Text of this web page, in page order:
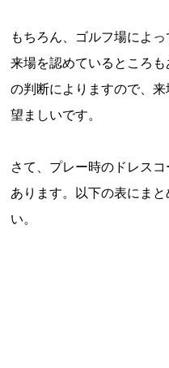
もちろん、ゴルフ場によ
来場を認めているところ
の判断によりますので、
望ましいです。
さて、プレー時のドレス
あります。以下の表にま
い。